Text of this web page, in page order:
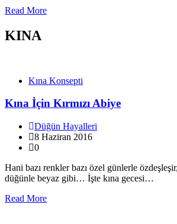
Read More
KINA
Kına Konsepti
Kına İçin Kırmızı Abiye
Düğün Hayalleri
8 Haziran 2016
0
Hani bazı renkler bazı özel günlerle
düğünle beyaz gibi… İşte kına gecesi…
Read More